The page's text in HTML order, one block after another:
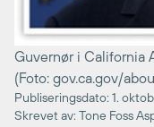
Guvernør i California
(Foto: gov.ca.gov/
Publiseringsdato: 1.
Skrevet av: Tone Foss